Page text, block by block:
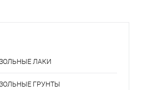
ЛАКИ
ГРУНТЫ